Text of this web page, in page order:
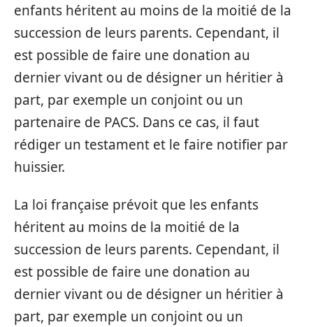
enfants héritent au moins de la moitié de la
succession de leurs parents. Cependant, il
est possible de faire une donation au
dernier vivant ou de désigner un héritier à
part, par exemple un conjoint ou un
partenaire de PACS. Dans ce cas, il faut
rédiger un testament et le faire notifier par
huissier.
La loi française prévoit que les enfants
héritent au moins de la moitié de la
succession de leurs parents. Cependant, il
est possible de faire une donation au
dernier vivant ou de désigner un héritier à
part, par exemple un conjoint ou un